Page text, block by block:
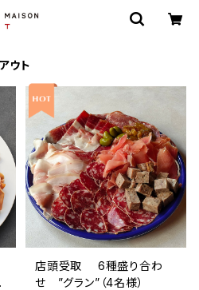
ウト
店頭受取 6種盛り合わ
せ ”グラン”（4名様）